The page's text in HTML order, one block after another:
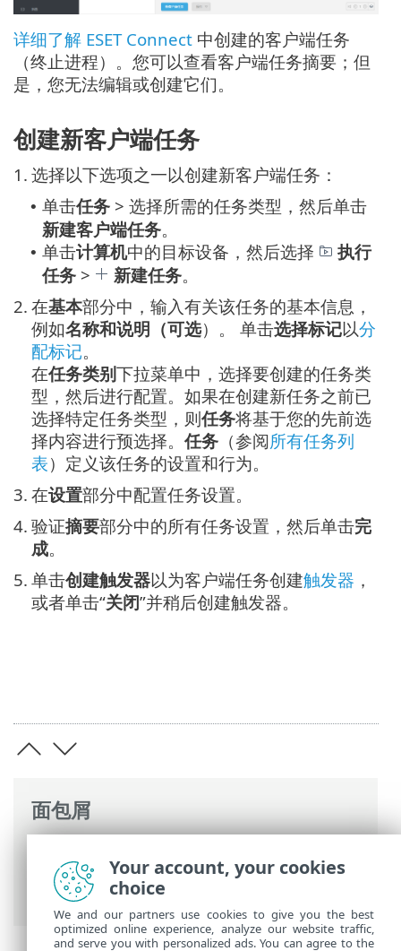
面包屑
ESET PROTECT>ESET PROTECT 主菜单>
任务> 客户端任务
详细了解 ESET Connect 中创建的客户端任务
（终止进程）。您可以查看客户端任务摘要；但
是，您无法编辑或创建它们。
创建新客户端任务
1. 选择以下选项之一以创建新客户端任务：
• 单击任务 > 选择所需的任务类型，然后单击
新建客户端任务。
• 单击计算机中的目标设备，然后选择
执行
任务 > 新建任务。
2. 在基本部分中，输入有关该任务的基本信息，
例如名称和说明（可选）。 单击选择标记以分
配标记。
在任务类别下拉菜单中，选择要创建的任务类
型，然后进行配置。如果在创建新任务之前已
选择特定任务类型，则任务将基于您的先前选
择内容进行预选择。 任务 （参阅所有任务列
表）定义该任务的设置和行为。
3. 在设置部分中配置任务设置。
4. 验证摘要部分中的所有任务设置，然后单击完
成。
5. 单击创建触发器以为客户端任务创建触发器 ，
或者单击“关闭”并稍后创建触发器。
Your account, your cookies
choice
We and our partners use cookies to give you the best
optimized online experience, analyze our website traffic,
and serve you with personalized ads. You can agree to the